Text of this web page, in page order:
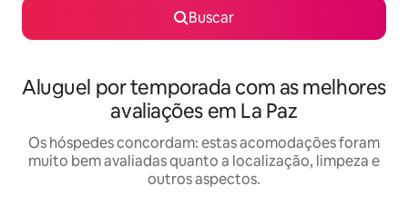
Buscar
Aluguel por temporada com as melhores
avaliações em La Paz
Os hóspedes concordam: estas acomodações foram
muito bem avaliadas quanto a localização, limpeza e
outros aspectos.